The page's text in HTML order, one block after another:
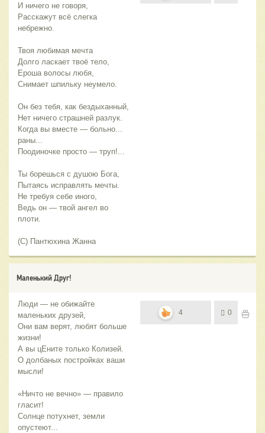
И ничего не говоря,
Расскажут всё слегка
небрежно.
Твоя любимая мечта
Долго ласкает твоё тело,
Ероша волосы любя,
Снимает шпильку неумело.
Он без тебя, как бездыханный,
Нет ничего страшней разлук.
Когда вы вместе — больно...
раны...
Поодиночке просто — труп!...
Ты борешься с душою Бога,
Пытаясь исправлять мечты.
Не требуя себе иного,
Ведь он — твой ангел во
плоти.
(С) Пантюхина Жанна
Маленький Друг!
Люди — не обижайте
маленьких друзей,
Они вам верят, любят больше
жизни!
А вы цЕните только Колизей.
О долбаных постройках ваши
мысли!
«Ничто не вечно» — правило
гласит!
Солнце потухнет, земли
опустеют...
4 0